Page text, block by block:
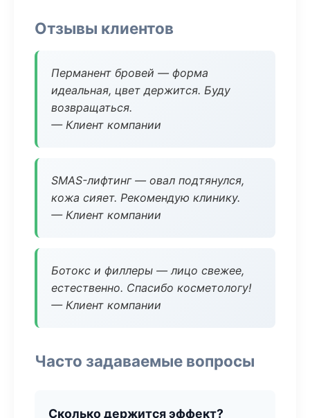
Отзывы клиентов
Перманент бровей — форма
идеальная, цвет держится. Буду
возвращаться.
— Клиент компании
SMAS-лифтинг — овал подтянулся,
кожа сияет. Рекомендую клинику.
— Клиент компании
Ботокс и филлеры — лицо свежее,
естественно. Спасибо косметологу!
— Клиент компании
Часто задаваемые вопросы
Сколько держится эффект?